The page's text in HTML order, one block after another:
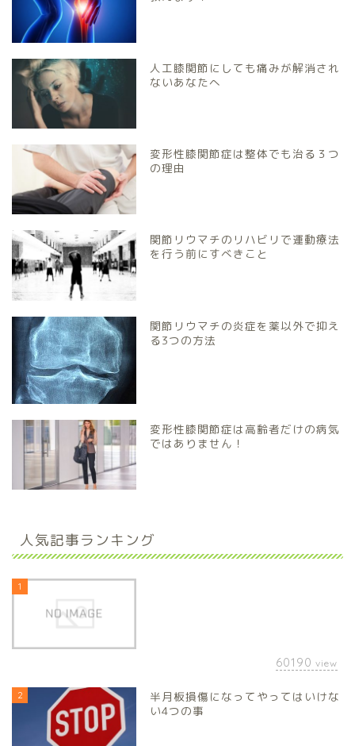
人工膝関節にしても痛みが解消され
ないあなたへ
変形性膝関節症は整体でも治る３つ
の理由
関節リウマチのリハビリで運動療法
を行う前にすべきこと
関節リウマチの炎症を薬以外で抑え
る3つの方法
変形性膝関節症は高齢者だけの病気
ではありません！
人気記事ランキング
1
60190 view
2
半月板損傷になってやってはいけな
い4つの事